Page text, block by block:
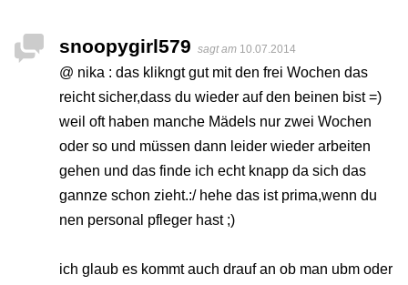
snoopygirl579 sagt am 10.07.2014
@ nika : das klikngt gut mit den frei Wochen das
reicht sicher,dass du wieder auf den beinen bist =)
weil oft haben manche Mädels nur zwei Wochen
oder so und müssen dann leider wieder arbeiten
gehen und das finde ich echt knapp da sich das
gannze schon zieht.:/ hehe das ist prima,wenn du
nen personal pfleger hast ;)
ich glaub es kommt auch drauf an ob man ubm oder